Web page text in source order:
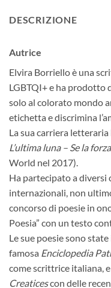
DESCRIZIONE
Autrice
Elvira Borriello è una
LGBTQI+ e ha prodotto
solo al colorato mondo
etichetta e discrimina
La sua carriera
L’ultima luna – Se la
World nel 2017).
Ha partecipato a diversi
internazionali, non
concorso di poesie in
Poesia” con un testo
Le sue poesie sono
famosa Enciclopedia
come scrittrice italiana,
Creaticescon delle